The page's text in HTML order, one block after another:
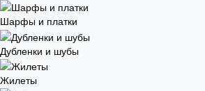
Шарфы и платки
Дубленки и шубы
Жилеты